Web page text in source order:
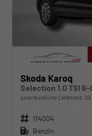
Skoda Karoq
Selection 1.0 TSI 6-
unverbindliche Lieferzeit:
Fahrzeugnr. 114004
Kraftstoff Benzin